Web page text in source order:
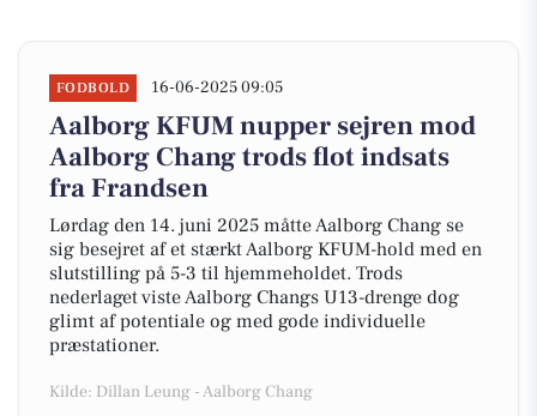
FODBOLD 16-06-2025 09:05
Aalborg KFUM nupper sejren mod
Aalborg Chang trods flot indsats
fra Frandsen
Lørdag den 14. juni 2025 måtte Aalborg Chang se
sig besejret af et stærkt Aalborg KFUM-hold med en
slutstilling på 5-3 til hjemmeholdet. Trods
nederlaget viste Aalborg Changs U13-drenge dog
glimt af potentiale og med gode individuelle
præstationer.
Kilde: Dillan Leung - Aalborg Chang